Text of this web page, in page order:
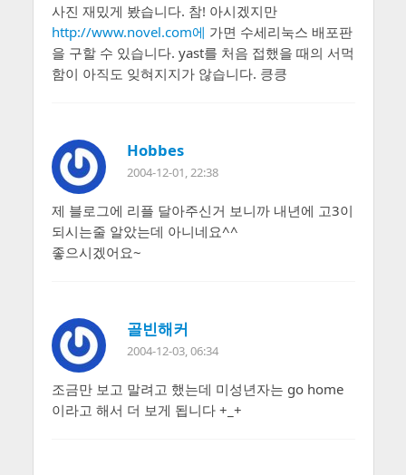
사진 재밌게 봤습니다. 참! 아시겠지만
http://www.novel.com에 가면 수세리눅스 배포판
을 구할 수 있습니다. yast를 처음 접했을 때의 서먹
함이 아직도 잊혀지지가 않습니다. 킁킁
Hobbes
2004-12-01, 22:38
제 블로그에 리플 달아주신거 보니까 내년에 고3이
되시는줄 알았는데 아니네요^^
좋으시겠어요~
골빈해커
2004-12-03, 06:34
조금만 보고 말려고 했는데 미성년자는 go home
이라고 해서 더 보게 됩니다 +_+